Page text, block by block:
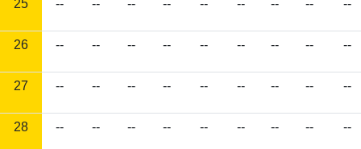
25 -- -- -- -- -- -- -- -- --
26 -- -- -- -- -- -- -- -- --
27 -- -- -- -- -- -- -- -- --
28 -- -- -- -- -- -- -- -- --